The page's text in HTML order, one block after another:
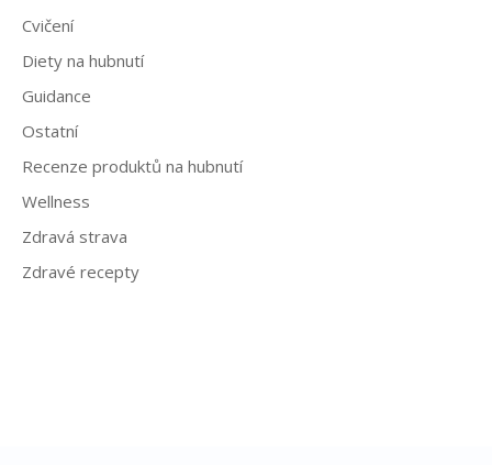
Cvičení
Diety na hubnutí
Guidance
Ostatní
Recenze produktů na hubnutí
Wellness
Zdravá strava
Zdravé recepty